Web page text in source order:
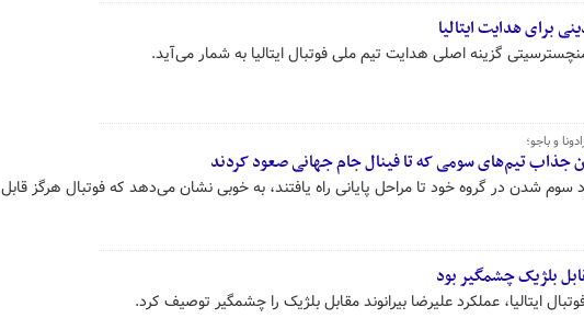
برای هدایت ایتالیا
گزینه اصلی هدایت تیم ملی فوتبال ایتالیا به شمار می‌آید.
و باجو؛
جذاب تیم‌های سومی که تا فینال جام جهانی صعود کردند
سوم شدن در گروه خود تا مراحل پایانی راه یافتند، به خوبی نشان می‌دهد که فوتبال هرگز قابل
بلژیک چشمگیر بود
ایتالیا، عملکرد علیرضا بیرانوند مقابل بلژیک را چشمگیر توصیف کرد.